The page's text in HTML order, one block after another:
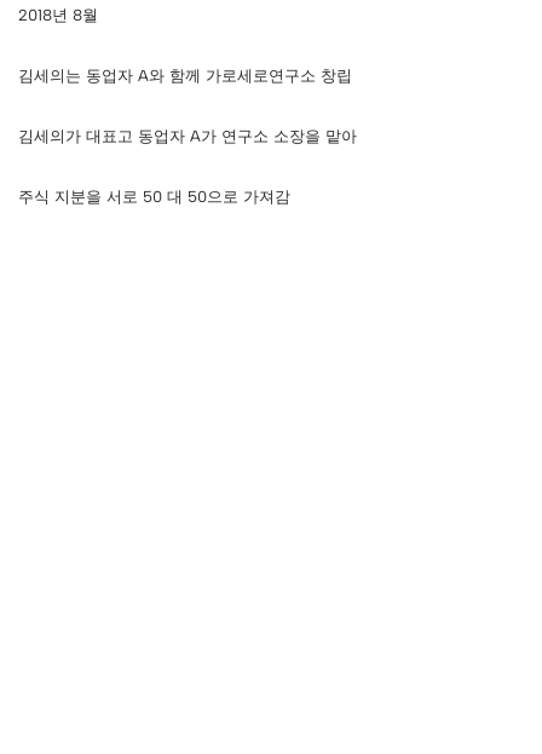
2018년 8월
김세의는 동업자 A와 함께 가로세로연구소 창립
김세의가 대표고 동업자 A가 연구소 소장을 맡아
주식 지분을 서로 50 대 50으로 가져감